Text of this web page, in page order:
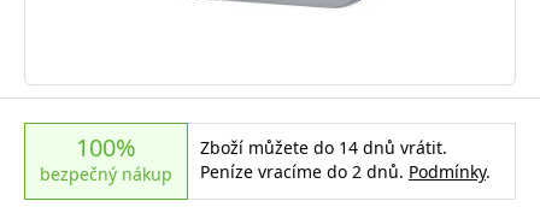
100%
bezpečný nákup
Zboží můžete do 14 dnů vrátit.
Peníze vracíme do 2 dnů. Podmínky.